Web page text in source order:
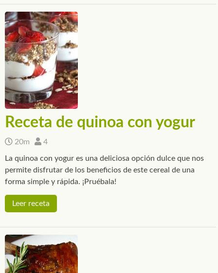
Receta de quinoa con yogur
20m 4
La quinoa con yogur es una deliciosa opción dulce que nos
permite disfrutar de los beneficios de este cereal de una
forma simple y rápida. ¡Pruébala!
Leer receta